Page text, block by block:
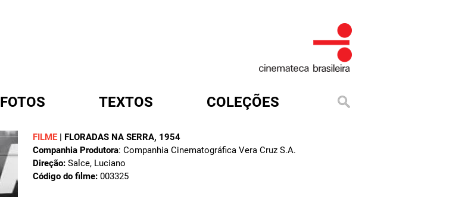
FOTOS TEXTOS COLEÇÕES
FILME | FLORADAS NA SERRA, 1954
Companhia Produtora: Companhia Cinematográfica Vera Cruz S.A.
Direção: Salce, Luciano
Código do filme: 003325